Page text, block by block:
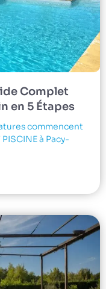
Complet
en 5 Étapes
commencent
à Pacy-